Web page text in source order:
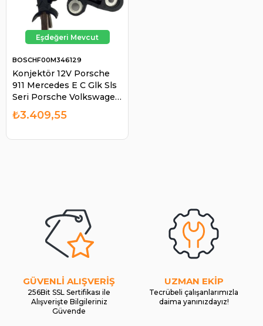
Konjektör 12V Porsche
911 Mercedes E C Glk Sls
Seri Porsche Volkswagen
Passat 20 TDI 05-10, Audi
A4,A6 F00M346129 |
BOSCHF00M346129
₺3.409,55
GÜVENLİ ALIŞVERİŞ
256Bit SSL Sertifikası ile
Alışverişte Bilgileriniz
Güvende
UZMAN EKİP
Tecrübeli çalışanlarımızla
daima yanınızdayız!